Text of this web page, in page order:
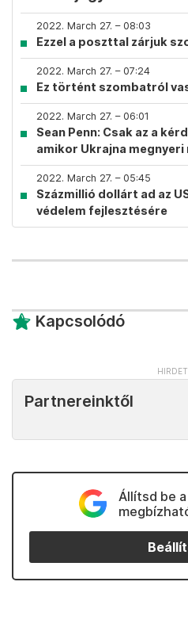
2022. March 27. – 08:03
Ezzel a poszttal zárjuk
2022. March 27. – 07:24
Ez történt szombatról
2022. March 27. – 06:01
Sean Penn: Csak az a
amikor Ukrajna
2022. March 27. – 05:45
Százmillió dollárt ad az
védelem fejlesztésére
Kapcsolódó
Partnereinktől
Állítsd be